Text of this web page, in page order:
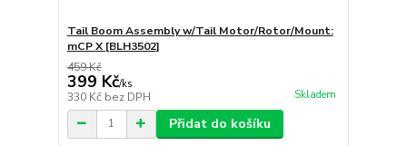
Tail Boom Assembly w/Tail Motor/Rotor/Mount:
mCP X [BLH3502]
459 Kč
399 Kč/ks
330 Kč bez DPH Skladem
Přidat do košíku